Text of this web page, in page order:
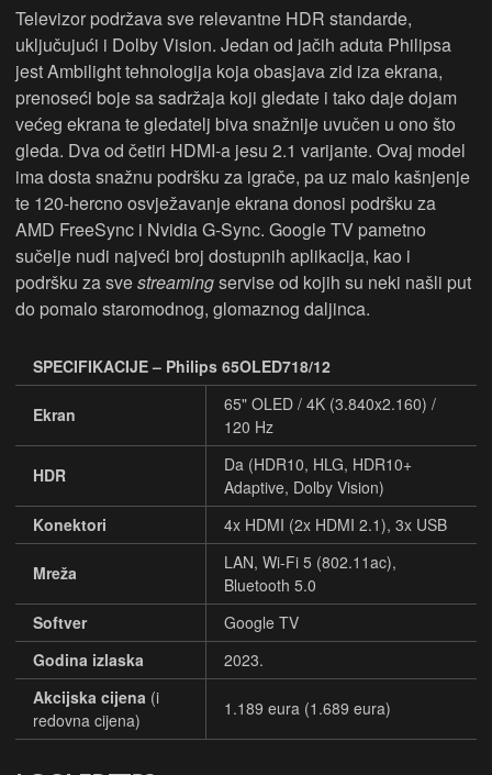
Televizor podržava sve relevantne HDR standarde,
uključujući i Dolby Vision. Jedan od jačih aduta Philipsa
jest Ambilight tehnologija koja obasjava zid iza ekrana,
prenoseći boje sa sadržaja koji gledate i tako daje dojam
većeg ekrana te gledatelj biva snažnije uvučen u ono što
gleda. Dva od četiri HDMI-a jesu 2.1 varijante. Ovaj model
ima dosta snažnu podršku za igrače, pa uz malo kašnjenje
te 120-hercno osvježavanje ekrana donosi podršku za
AMD FreeSync i Nvidia G-Sync. Google TV pametno
sučelje nudi najveći broj dostupnih aplikacija, kao i
podršku za svestreamingservise od kojih su neki našli put
do pomalo staromodnog, glomaznog daljinca.
SPECIFIKACIJE – Philips 65OLED718/12
Ekran
65" OLED / 4K (3.840x2.160) /
120 Hz
HDR
Da (HDR10, HLG, HDR10+
Adaptive, Dolby Vision)
Konektori
4x HDMI (2x HDMI 2.1), 3x USB
Mreža
LAN, Wi-Fi 5 (802.11ac),
Bluetooth 5.0
Softver
Google TV
Godina izlaska
2023.
Akcijska cijena (i
redovna cijena)
1.189 eura (1.689 eura)